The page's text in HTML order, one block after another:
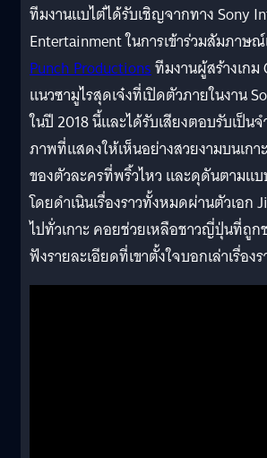
ทีมงานแบไต๋ได้รับเชิญจากทาง Sony
Entertainment ในการเข้าร่วมสัมภา
Punch Productionsทีมงานผู้สร้างเกม
แนวซามูไรสุดเจ๋งที่เปิดตัวภายในงาน
ในปี 2018 นี้และได้รับเสียงตอบรับเป็น
ภาพที่แสดงให้เห็นอย่างสวยงามบนเกา
ของตัวละครที่พริ้วไหว และดุดันตามแบ
โดยดำเนินเรื่องราวทั้งหมดผ่านตัวเอก
ไปทั่วเกาะ คอยช่วยเหลือชาวญี่ปุ่นที่ถูก
ฟังรายละเอียดที่เขาตั้งใจบอกเล่าเรื่อง